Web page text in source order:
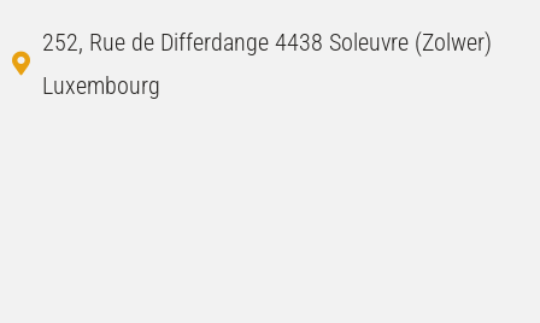
252, Rue de Differdange 4438 Soleuvre (Zolwer)
Luxembourg